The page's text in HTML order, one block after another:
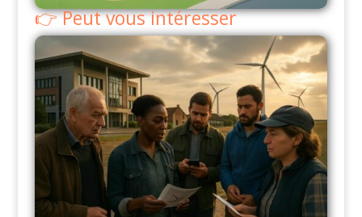
Peut vous intéresser